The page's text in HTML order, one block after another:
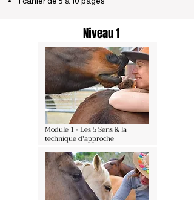
Niveau 1
Module 1 - Les 5 Sens & la
technique d'approche